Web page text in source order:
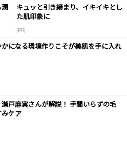
キュッと引き締まり、イキイキとし
た肌印象に
(PR)
になる環境作りこそが美肌を手に入れ
戸麻実さんが解説！ 手間いらずの毛
ケア